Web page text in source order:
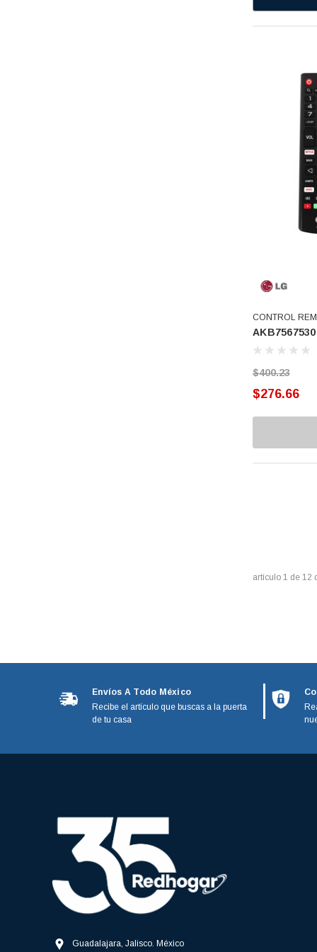
Calorex
IO Mabe
Stanley
CONTROL
$400.23
$276.66
artículo 1 de 12
Envíos A Todo México
Recibe el artículo que buscas a la puerta
de tu casa
Guadalajara, Jalisco. México